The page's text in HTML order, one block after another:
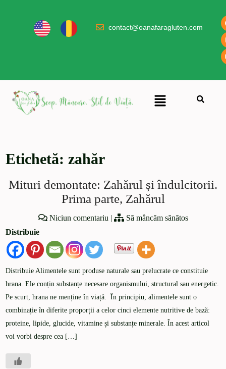
contact@oanafaragluten.com
Etichetă: zahăr
Mituri demontate: Zahărul și îndulcitorii.
Prima parte, Zahărul
Niciun comentariu |
Să mâncăm sănătos
Distribuie
Distribuie Alimentele sunt produse naturale sau prelucrate ce constituie
hrana. Ele conțin substanțe necesare organismului, structural sau energetic.
Pe scurt, hrana ne menține în viață. În principiu, alimentele sunt o
combinație în diferite proporții a celor cinci elemente nutritive de bază:
proteine, lipide, glucide, vitamine și substanțe minerale. În acest articol
voi vorbi despre cea […]